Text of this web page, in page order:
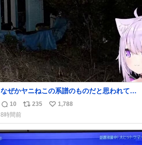
なぜかヤニねこの系譜のものだと思われてい
るおかゆん #生おかゆ
返
信
数
10
リ
ス
ト
235
い
ね
数
1,788
8時間前